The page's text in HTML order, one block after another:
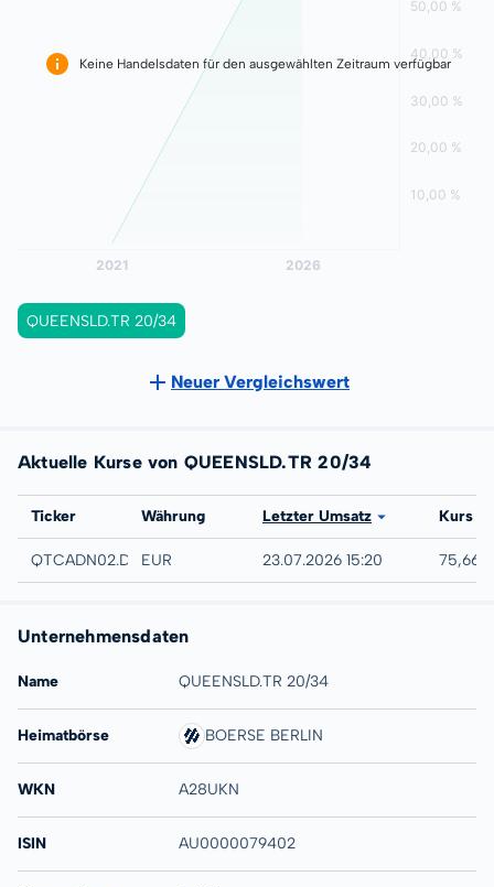
Keine Handelsdaten für den ausgewählten Zeitraum verfügbar
QUEENSLD.TR 20/34
Neuer Vergleichswert
Aktuelle Kurse von QUEENSLD.TR 20/34
Börse
Ticker Währung Letzter Umsatz Kurs
Düsseldorf
QTCADN02.DUSB
EUR 23.07.2026 15:20 75,66
Unternehmensdaten
Name QUEENSLD.TR 20/34
Heimatbörse BOERSE BERLIN
WKN A28UKN
ISIN AU0000079402